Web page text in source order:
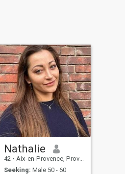
Nathalie
42 • Aix-en-Provence, Provence-Alpes-Côte d'Azur, France
Seeking: Male 50 - 60